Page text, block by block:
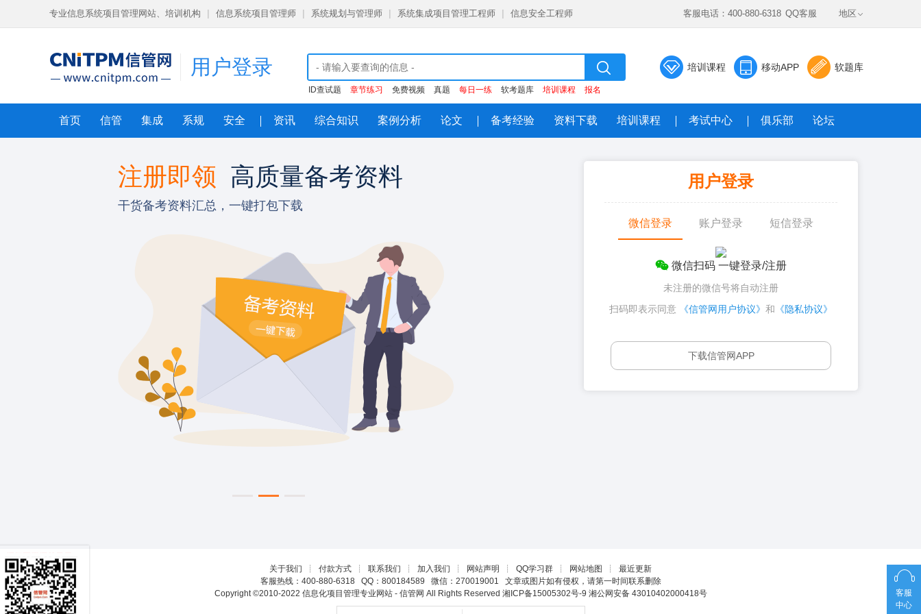
专业信息系统项目管理网站、培训机构 信息系统项目管理师 系统规划与管理师 系统集成项目管理工程师 信息安全工程师 客服电话：400-880-6318 QQ客服 地区
软题库
移动APP
培训课程
ID查试题 章节练习 免费视频 真题 每日一练 软考题库 培训课程 报名
用户登录
首页 信管 集成 系规 安全 资讯 综合知识 案例分析 论文 备考经验 资料下载 培训课程 考试中心 俱乐部 论坛
注册即领 高质量备考资料
干货备考资料汇总，一键打包下载
大数据题库系统
每日一练，章节练习，历年真题，全真模考免费答
用户登录
微信登录 账户登录 短信登录
微信扫码 一键登录/注册
未注册的微信号将自动注册
扫码即表示同意
《信管网用户协议》 和 《隐私协议》
下载信管网APP
关于我们 ┊ 付款方式 ┊ 联系我们 ┊ 加入我们 ┊ 网站声明 ┊ QQ学习群 ┊ 网站地图 ┊ 最近更新
客服热线：400-880-6318 QQ：800184589 微信：270019001 文章或图片如有侵权，请第一时间联系删除
Copyright ©2010-2022 信息化项目管理专业网站 - 信管网 All Rights Reserved 湘ICP备15005302号-9 湘公网安备 43010402000418号
客服
中心